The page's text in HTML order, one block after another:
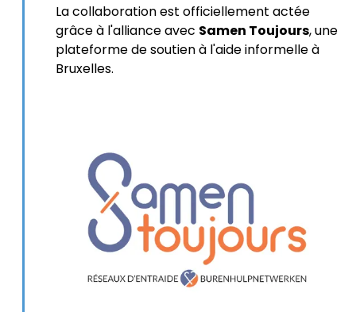
La collaboration est officiellement actée
grâce à l'alliance avec Samen Toujours, une
plateforme de soutien à l'aide informelle à
Bruxelles.